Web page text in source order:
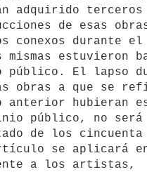
adquirido
de esas
conexos durante
mismas estuvieron
público. El lapso
obras a que se
anterior hubieran
público, no será
de los cincuenta
se aplicará
a los artistas,